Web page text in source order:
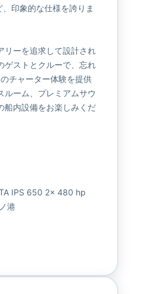
印象的な仕様を誇りま
リーを追求して設計され
ゲストとクルーで、忘れ
チャーター体験を提供
ルーム、プレミアムサウ
船内設備をお楽しみくだ
IPS 650 2x 480 hp
港